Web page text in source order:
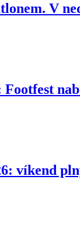
V
Footfest
víkend